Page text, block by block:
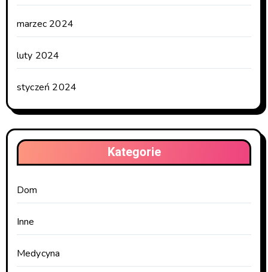
marzec 2024
luty 2024
styczeń 2024
Kategorie
Dom
Inne
Medycyna